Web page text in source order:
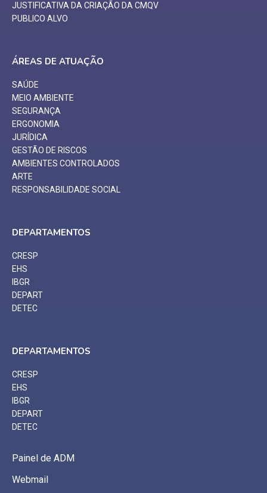
JUSTIFICATIVA DA CRIAÇÃO DA CMQV
PUBLICO ALVO
ÁREAS DE ATUAÇÃO
SAÚDE
MEIO AMBIENTE
SEGURANÇA
ERGONOMIA
JURÍDICA
GESTÃO DE RISCOS
AMBIENTES CONTROLADOS
ARTE
RESPONSABILIDADE SOCIAL
DEPARTAMENTOS
CRESP
EHS
IBGR
DEPART
DETEC
DEPARTAMENTOS
CRESP
EHS
IBGR
DEPART
DETEC
Painel de ADM
Webmail